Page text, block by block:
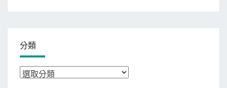
分類
分